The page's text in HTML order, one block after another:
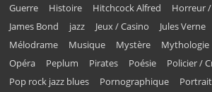
Guerre
Histoire Hitchcock Alfred
Horreur
James Bond
jazz Jeux / Casino Jules Verne
Mélodrame
Musique Mystère Mythologie
Opéra
Peplum Pirates Poésie Policier /
Pop rock jazz blues
Pornographique Portrait